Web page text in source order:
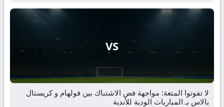
VS
لا تفوتوا المتعة: مواجهة فض الاشتباك بين فولهام و كريستال
بالاس بـ المباريات الودية للأندية